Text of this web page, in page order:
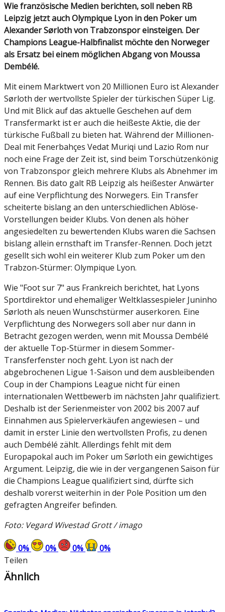
Wie französische Medien berichten, soll neben RB
Leipzig jetzt auch Olympique Lyon in den Poker um
Alexander Sørloth von Trabzonspor einsteigen. Der
Champions League-Halbfinalist möchte den Norweger
als Ersatz bei einem möglichen Abgang von Moussa
Dembélé.
Mit einem Marktwert von 20 Millionen Euro ist Alexander
Sørloth der wertvollste Spieler der türkischen Süper Lig.
Und mit Blick auf das aktuelle Geschehen auf dem
Transfermarkt ist er auch die heißeste Aktie, die der
türkische Fußball zu bieten hat. Während der Millionen-
Deal mit Fenerbahçes Vedat Muriqi und Lazio Rom nur
noch eine Frage der Zeit ist, sind beim Torschützenkönig
von Trabzonspor gleich mehrere Klubs als Abnehmer im
Rennen. Bis dato galt RB Leipzig als heißester Anwärter
auf eine Verpflichtung des Norwegers. Ein Transfer
scheiterte bislang an den unterschiedlichen Ablöse-
Vorstellungen beider Klubs. Von denen als höher
angesiedelten zu bewertenden Klubs waren die Sachsen
bislang allein ernsthaft im Transfer-Rennen. Doch jetzt
gesellt sich wohl ein weiterer Klub zum Poker um den
Trabzon-Stürmer: Olympique Lyon.
Wie "Foot sur 7" aus Frankreich berichtet, hat Lyons
Sportdirektor und ehemaliger Weltklassespieler Juninho
Sørloth als neuen Wunschstürmer auserkoren. Eine
Verpflichtung des Norwegers soll aber nur dann in
Betracht gezogen werden, wenn mit Moussa Dembélé
der aktuelle Top-Stürmer in diesem Sommer-
Transferfenster noch geht. Lyon ist nach der
abgebrochenen Ligue 1-Saison und dem ausbleibenden
Coup in der Champions League nicht für einen
internationalen Wettbewerb im nächsten Jahr qualifiziert.
Deshalb ist der Serienmeister von 2002 bis 2007 auf
Einnahmen aus Spielerverkäufen angewiesen – und
damit in erster Linie den wertvollsten Profis, zu denen
auch Dembélé zählt. Allerdings fehlt mit dem
Europapokal auch im Poker um Sørloth ein gewichtiges
Argument. Leipzig, die wie in der vergangenen Saison für
die Champions League qualifiziert sind, dürfte sich
deshalb vorerst weiterhin in der Pole Position um den
gefragten Angreifer befinden.
Foto: Vegard Wivestad Grott / imago
0% 0% 0% 0%
Teilen
Ähnlich